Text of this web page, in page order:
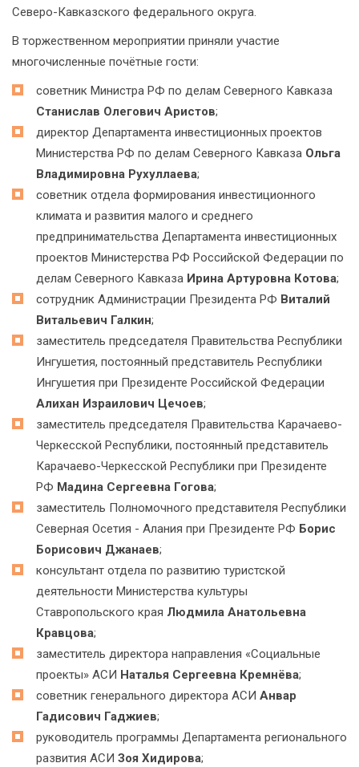
Северо-Кавказского федерального округа.
В торжественном мероприятии приняли участие
многочисленные почётные гости:
советник Министра РФ по делам Северного Кавказа
Станислав Олегович Аристов;
директор Департамента инвестиционных проектов
Министерства РФ по делам Северного Кавказа Ольга
Владимировна Рухуллаева;
советник отдела формирования инвестиционного
климата и развития малого и среднего
предпринимательства Департамента инвестиционных
проектов Министерства РФ Российской Федерации по
делам Северного Кавказа Ирина Артуровна Котова;
сотрудник Администрации Президента РФ Виталий
Витальевич Галкин;
заместитель председателя Правительства Республики
Ингушетия, постоянный представитель Республики
Ингушетия при Президенте Российской Федерации
Алихан Израилович Цечоев;
заместитель председателя Правительства Карачаево-
Черкесской Республики, постоянный представитель
Карачаево-Черкесской Республики при Президенте
РФ Мадина Сергеевна Гогова;
заместитель Полномочного представителя Республики
Северная Осетия - Алания при Президенте РФ Борис
Борисович Джанаев;
консультант отдела по развитию туристской
деятельности Министерства культуры
Ставропольского края Людмила Анатольевна
Кравцова;
заместитель директора направления «Социальные
проекты» АСИ Наталья Сергеевна Кремнёва;
советник генерального директора АСИ Анвар
Гадисович Гаджиев;
руководитель программы Департамента регионального
развития АСИ Зоя Хидирова;